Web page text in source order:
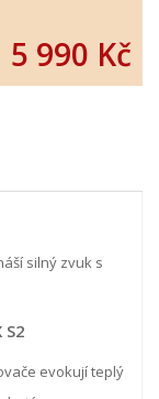
5 990 Kč
silný zvuk s
evokují teplý